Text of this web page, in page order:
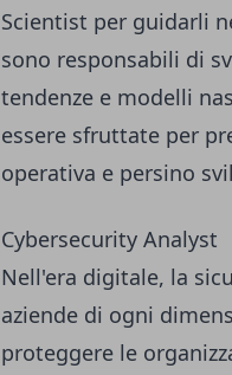
Scientist per guidarli
sono responsabili di
tendenze e modelli
essere sfruttate per
operativa e persino
Cybersecurity Analyst
Nell'era digitale, la
aziende di ogni
proteggere le